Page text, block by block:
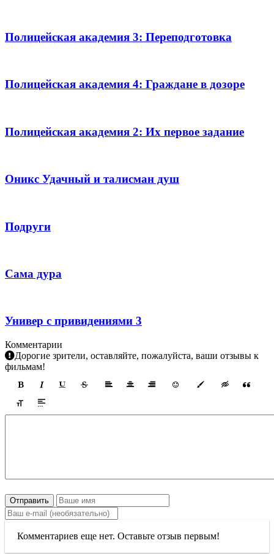
Полицейская академия 3: Переподготовка
Полицейская академия 4: Граждане в дозоре
Полицейская академия 2: Их первое задание
Оникс Удачный и талисман душ
Подруги
Сама дура
Универ с привидениями 3
Комментарии
Дорогие зрители, оставляйте, пожалуйста, ваши отзывы к
фильмам!
Отправить
Комментариев еще нет. Оставьте отзыв первым!